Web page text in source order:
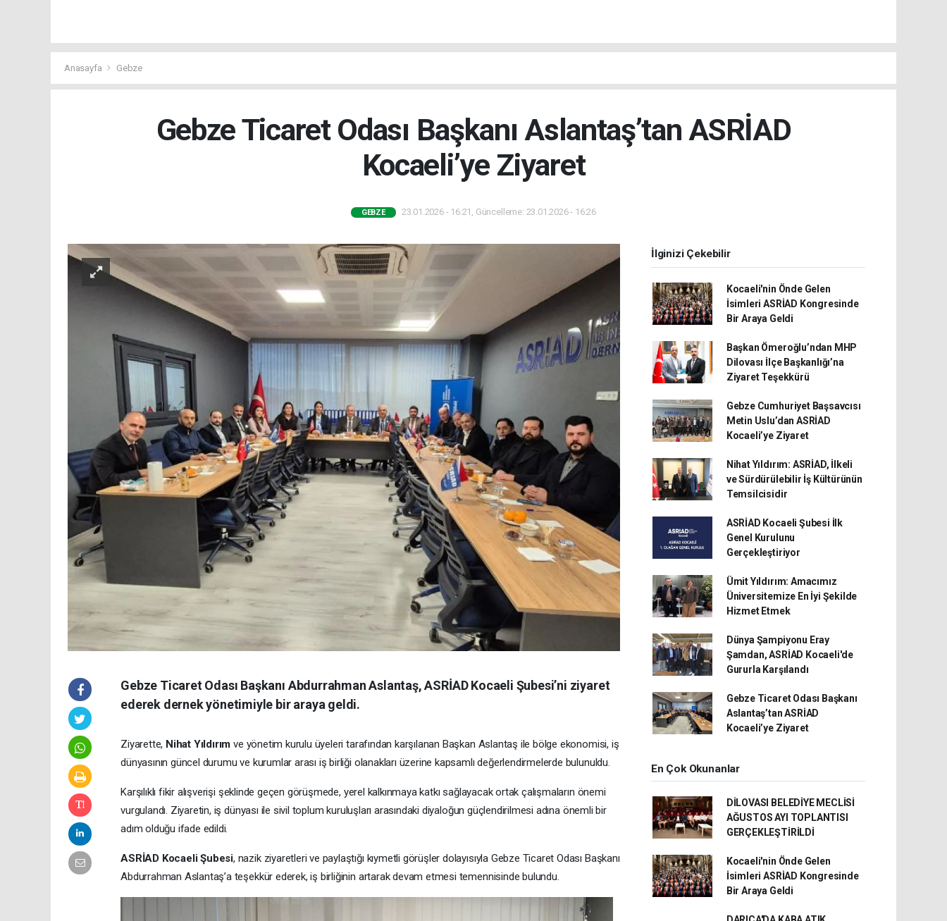
Anasayfa Gebze
Gebze Ticaret Odası Başkanı Aslantaş’tan ASRİAD
Kocaeli’ye Ziyaret
GEBZE 23.01.2026 - 16:21, Güncelleme: 23.01.2026 - 16:26
Gebze Ticaret Odası Başkanı Abdurrahman Aslantaş, ASRİAD Kocaeli Şubesi’ni ziyaret
ederek dernek yönetimiyle bir araya geldi.
Ziyarette, Nihat Yıldırım ve yönetim kurulu üyeleri tarafından karşılanan Başkan Aslantaş ile bölge ekonomisi, iş
dünyasının güncel durumu ve kurumlar arası iş birliği olanakları üzerine kapsamlı değerlendirmelerde bulunuldu.
Karşılıklı fikir alışverişi şeklinde geçen görüşmede, yerel kalkınmaya katkı sağlayacak ortak çalışmaların önemi
vurgulandı. Ziyaretin, iş dünyası ile sivil toplum kuruluşları arasındaki diyaloğun güçlendirilmesi adına önemli bir
adım olduğu ifade edildi.
ASRİAD Kocaeli Şubesi, nazik ziyaretleri ve paylaştığı kıymetli görüşler dolayısıyla Gebze Ticaret Odası Başkanı
Abdurrahman Aslantaş’a teşekkür ederek, iş birliğinin artarak devam etmesi temennisinde bulundu.
İlginizi Çekebilir
Kocaeli'nin Önde Gelen
İsimleri ASRİAD Kongresinde
Bir Araya Geldi
Başkan Ömeroğlu’ndan MHP
Dilovası İlçe Başkanlığı’na
Ziyaret Teşekkürü
Gebze Cumhuriyet Başsavcısı
Metin Uslu’dan ASRİAD
Kocaeli’ye Ziyaret
Nihat Yıldırım: ASRİAD, İlkeli
ve Sürdürülebilir İş Kültürünün
Temsilcisidir
ASRİAD Kocaeli Şubesi İlk
Genel Kurulunu
Gerçekleştiriyor
Ümit Yıldırım: Amacımız
Üniversitemize En İyi Şekilde
Hizmet Etmek
Dünya Şampiyonu Eray
Şamdan, ASRİAD Kocaeli'de
Gururla Karşılandı
Gebze Ticaret Odası Başkanı
Aslantaş’tan ASRİAD
Kocaeli’ye Ziyaret
En Çok Okunanlar
DİLOVASI BELEDİYE MECLİSİ
AĞUSTOS AYI TOPLANTISI
GERÇEKLEŞTİRİLDİ
Kocaeli'nin Önde Gelen
İsimleri ASRİAD Kongresinde
Bir Araya Geldi